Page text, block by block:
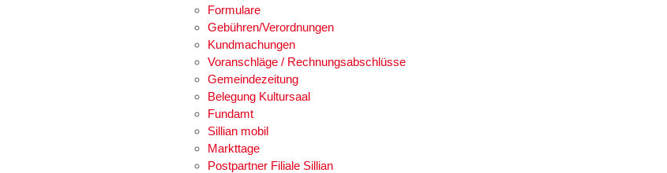
Formulare
Gebühren/Verordnungen
Kundmachungen
Voranschläge / Rechnungsabschlüsse
Gemeindezeitung
Belegung Kultursaal
Fundamt
Sillian mobil
Markttage
Postpartner Filiale Sillian